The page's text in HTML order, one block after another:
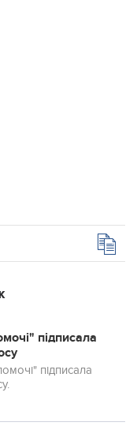
підписала
підписала